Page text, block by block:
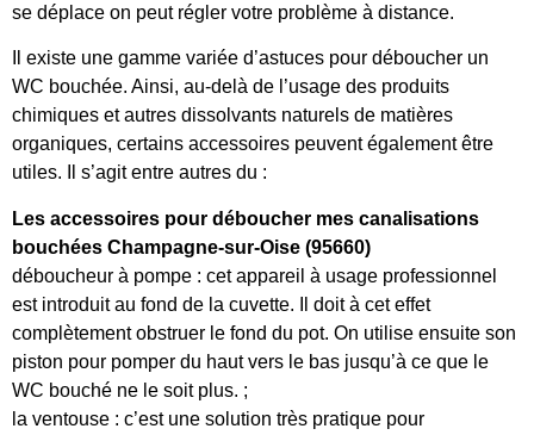
se déplace on peut régler votre problème à distance.
Il existe une gamme variée d’astuces pour déboucher un
WC bouchée. Ainsi, au-delà de l’usage des produits
chimiques et autres dissolvants naturels de matières
organiques, certains accessoires peuvent également être
utiles. Il s’agit entre autres du :
Les accessoires pour déboucher mes canalisations
bouchées Champagne-sur-Oise (95660)
déboucheur à pompe : cet appareil à usage professionnel
est introduit au fond de la cuvette. Il doit à cet effet
complètement obstruer le fond du pot. On utilise ensuite son
piston pour pomper du haut vers le bas jusqu’à ce que le
WC bouché ne le soit plus. ;
la ventouse : c’est une solution très pratique pour